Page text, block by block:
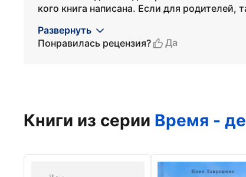
кого книга написана. Если для родителей,
Развернуть
Понравилась рецензия?
Да
Книги из серии Время -